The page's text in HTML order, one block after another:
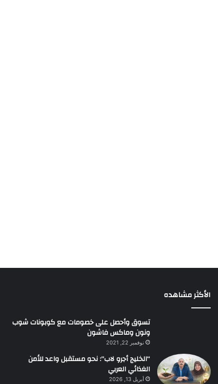
الأكثر مشاهده
تسوق وأحصل على خصومات مع كوبونات شوب
ونون وماكس فاشون
نوفمبر 22, 2021
“الخليج أجرو لاب”: نحو مستقبل واعد للأمن
الغذائي العربي
أبريل 13, 2026